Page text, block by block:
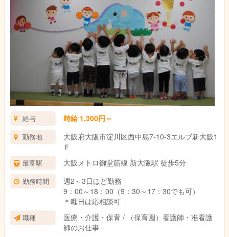
給与 時給 1,300円～
勤務地
大阪府大阪市淀川区西中島7-10-3エルブ新大阪1
Ｆ
最寄駅 大阪メトロ御堂筋線 新大阪駅 徒歩5分
勤務時間
週2～3日ほど勤務
9：00～18：00（9：30～17：30でも可）
＊曜日は応相談可
職種
医療・介護・保育 / （保育園）看護師・准看護
師のお仕事